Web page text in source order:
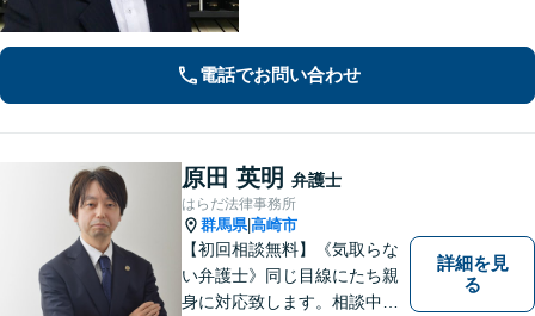
を見渡し、実効性のあるアドバイスを
提供。
電話でお問い合わせ
原田 英明 弁護士
はらだ法律事務所
群馬県|高崎市
【初回相談無料】《気取らな
い弁護士》同じ目線にたち親
身に対応致します。相談中も
詳細を見
る